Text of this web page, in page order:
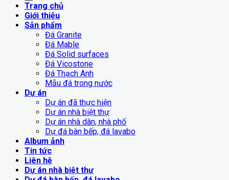
Trang chủ
Giới thiệu
Sản phẩm
Đá Granite
Đá Mable
Đá Solid surfaces
Đá Vicostone
Đá Thạch Anh
Mẫu đá trong nước
Dự án
Dự án đã thực hiện
Dự án nhà biệt thự
Dự án nhà dân, nhà phố
Dự đá bàn bếp, đá lavabo
Album ảnh
Tin tức
Liên hệ
Dự án nhà biệt thự